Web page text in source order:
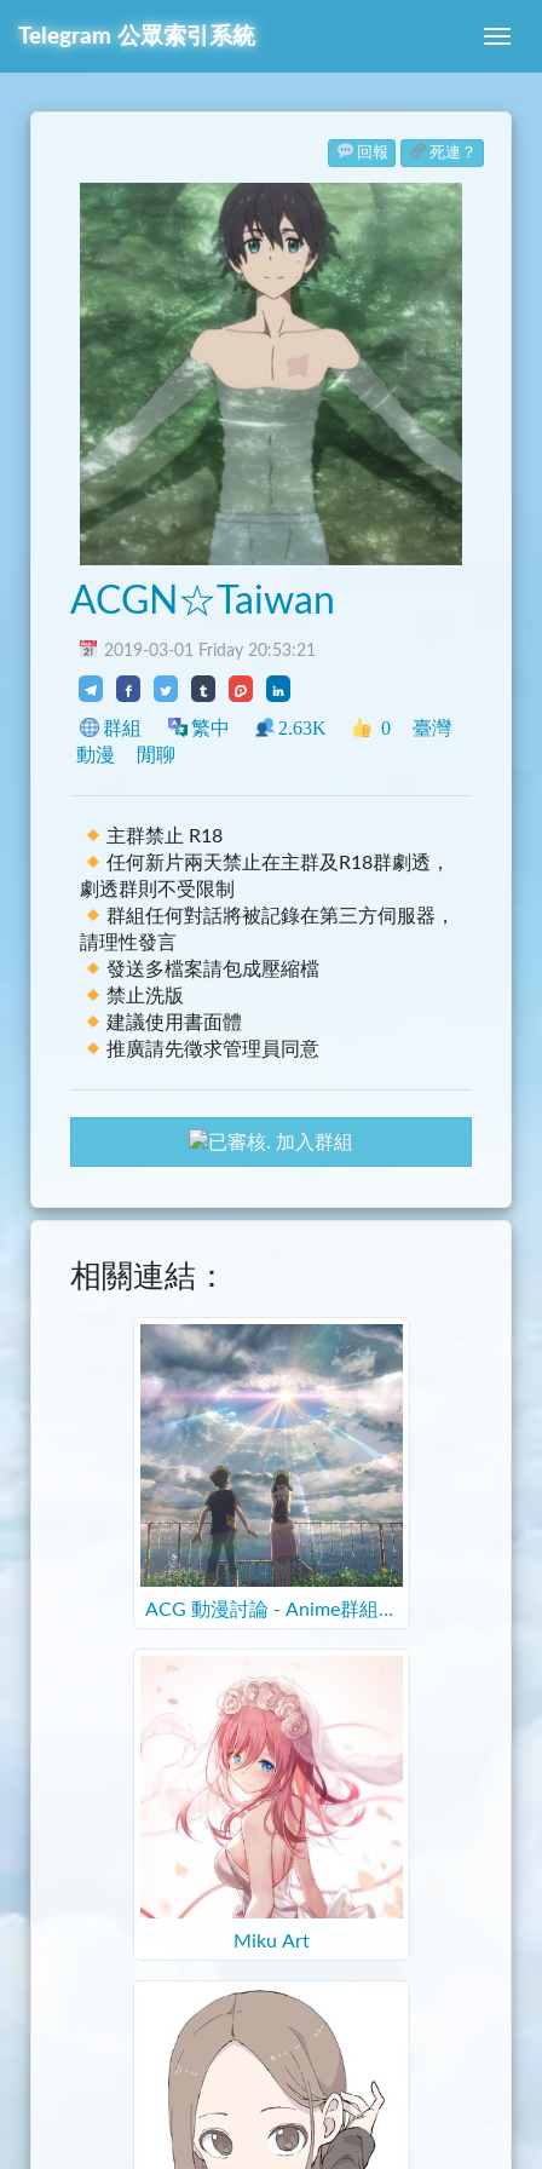
Telegram 公眾索引系統
回報 死連？
ACGN☆Taiwan
2019-03-01 Friday 20:53:21
群組 繁中 2.63K 0
臺灣
動漫
閒聊
主群禁止 R18
任何新片兩天禁止在主群及R18群劇透，
劇透群則不受限制
群組任何對話將被記錄在第三方伺服器，
請理性發言
發送多檔案請包成壓縮檔
禁止洗版
建議使用書面體
推廣請先徵求管理員同意
加入群組
相關連結：
ACG 動漫討論 - Anime群組入
Miku Art